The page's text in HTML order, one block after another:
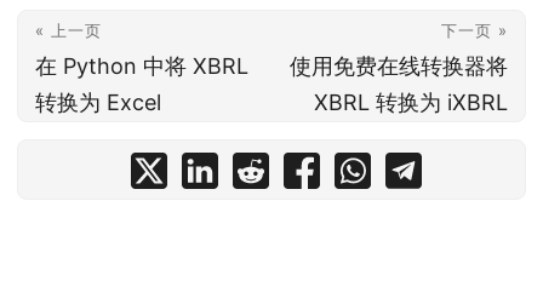
« 上一页
在 Python 中将 XBRL
转换为 Excel
下一页 »
使用免费在线转换器将
XBRL 转换为 iXBRL